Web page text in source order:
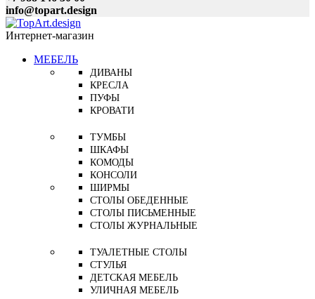
info@topart.design
Интернет-магазин
МЕБЕЛЬ
ДИВАНЫ
КРЕСЛА
ПУФЫ
КРОВАТИ
ТУМБЫ
ШКАФЫ
КОМОДЫ
КОНСОЛИ
ШИРМЫ
СТОЛЫ ОБЕДЕННЫЕ
СТОЛЫ ПИСЬМЕННЫЕ
СТОЛЫ ЖУРНАЛЬНЫЕ
ТУАЛЕТНЫЕ СТОЛЫ
СТУЛЬЯ
ДЕТСКАЯ МЕБЕЛЬ
УЛИЧНАЯ МЕБЕЛЬ